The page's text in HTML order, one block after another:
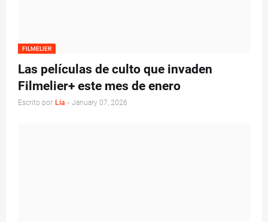
FILMELIER
Las películas de culto que invaden
Filmelier+ este mes de enero
Escrito por Lia - January 07, 2026